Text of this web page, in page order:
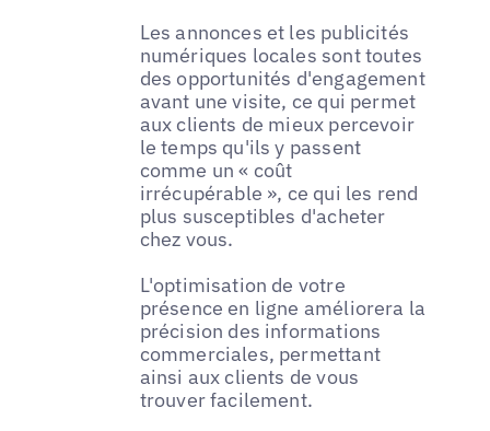
Les annonces et les publicités
numériques locales sont toutes
des opportunités d'engagement
avant une visite, ce qui permet
aux clients de mieux percevoir
le temps qu'ils y passent
comme un « coût
irrécupérable », ce qui les rend
plus susceptibles d'acheter
chez vous.
L'optimisation de votre
présence en ligne améliorera la
précision des informations
commerciales, permettant
ainsi aux clients de vous
trouver facilement.